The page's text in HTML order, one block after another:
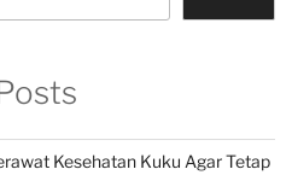
Kesehatan Kuku Agar Tetap